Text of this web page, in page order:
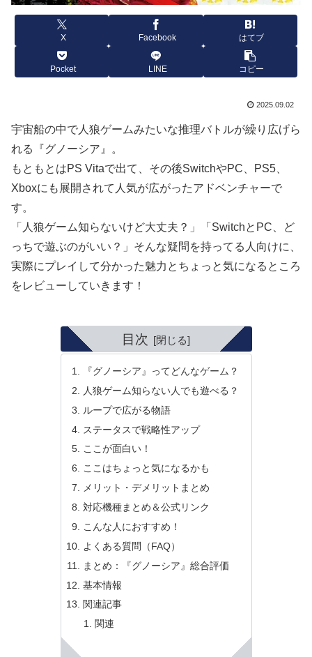
X Facebook はてブ
Pocket LINE コピー
2025.09.02
宇宙船の中で人狼ゲームみたいな推理バトルが繰り広げら
れる『グノーシア』。
もともとはPS Vitaで出て、その後SwitchやPC、PS5、
Xboxにも展開されて人気が広がったアドベンチャーで
す。
「人狼ゲーム知らないけど大丈夫？」「SwitchとPC、ど
っちで遊ぶのがいい？」そんな疑問を持ってる人向けに、
実際にプレイして分かった魅力とちょっと気になるところ
をレビューしていきます！
目次
『グノーシア』ってどんなゲーム？
人狼ゲーム知らない人でも遊べる？
ループで広がる物語
ステータスで戦略性アップ
ここが面白い！
ここはちょっと気になるかも
メリット・デメリットまとめ
対応機種まとめ＆公式リンク
こんな人におすすめ！
よくある質問（FAQ）
まとめ：『グノーシア』総合評価
基本情報
関連記事
関連